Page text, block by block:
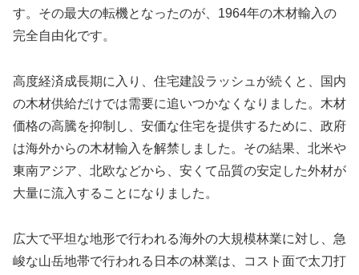
す。その最大の転機となったのが、1964年の木材輸入の
完全自由化です。
高度経済成長期に入り、住宅建設ラッシュが続くと、国内
の木材供給だけでは需要に追いつかなくなりました。木材
価格の高騰を抑制し、安価な住宅を提供するために、政府
は海外からの木材輸入を解禁しました。その結果、北米や
東南アジア、北欧などから、安くて品質の安定した外材が
大量に流入することになりました。
広大で平坦な地形で行われる海外の大規模林業に対し、急
峻な山岳地帯で行われる日本の林業は、コスト面で太刀打